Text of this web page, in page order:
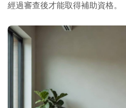
經過審查後才能取得補助資格。